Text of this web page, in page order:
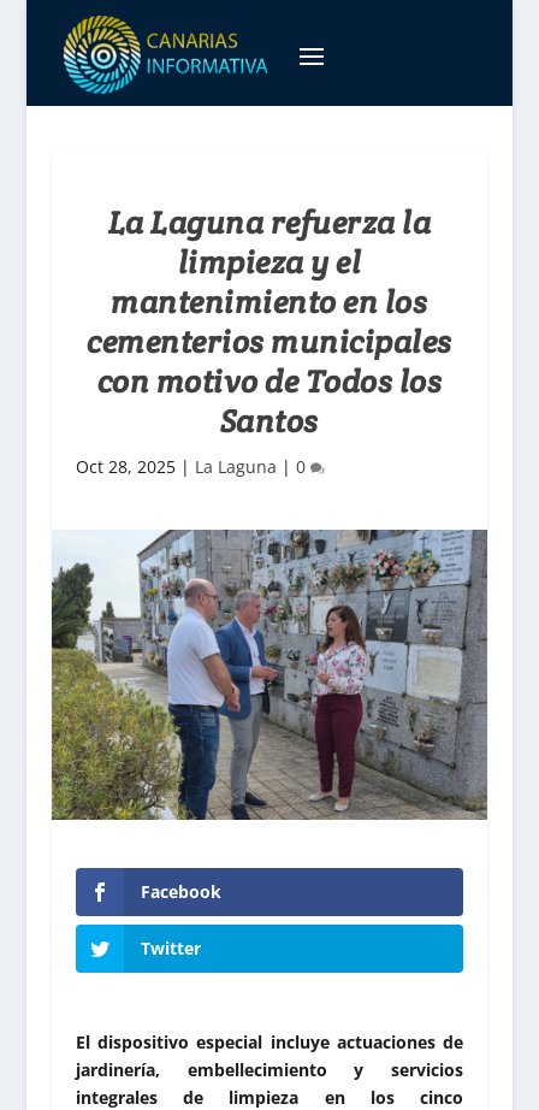
La Laguna refuerza la
limpieza y el
mantenimiento en los
cementerios municipales
con motivo de Todos los
Santos
Oct 28, 2025| La Laguna | 0
Facebook
Twitter
El dispositivo especial incluye actuaciones de
jardinería, embellecimiento y servicios
integrales de limpieza en los cinco